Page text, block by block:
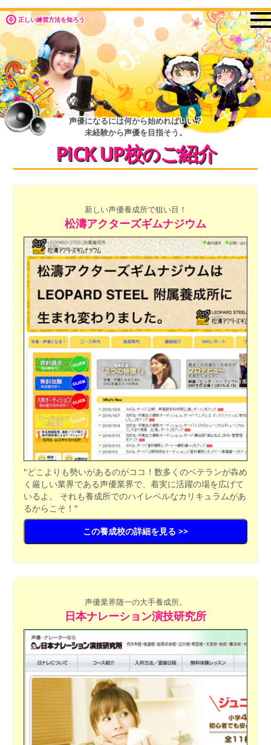
正しい練習方法を知ろう
声優になるには何から始めればいい？
未経験から声優を目指そう。
PICK UP校のご紹介
新しい声優養成所で狙い目！
松濤アクターズギムナジウム
"どこよりも勢いがあるのがココ！数多くのベテランが犇め
く厳しい業界である声優業界で、着実に活躍の場を広げて
いるよ。 それも養成所でのハイレベルなカリキュラムがあ
るからこそ！"
この養成校の詳細を見る >>
声優業界随一の大手養成所。
日本ナレーション演技研究所